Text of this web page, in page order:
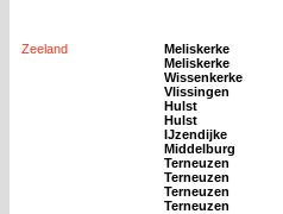
Zeeland Meliskerke
Meliskerke
Wissenkerke
Vlissingen
Hulst
Hulst
IJzendijke
Middelburg
Terneuzen
Terneuzen
Terneuzen
Terneuzen